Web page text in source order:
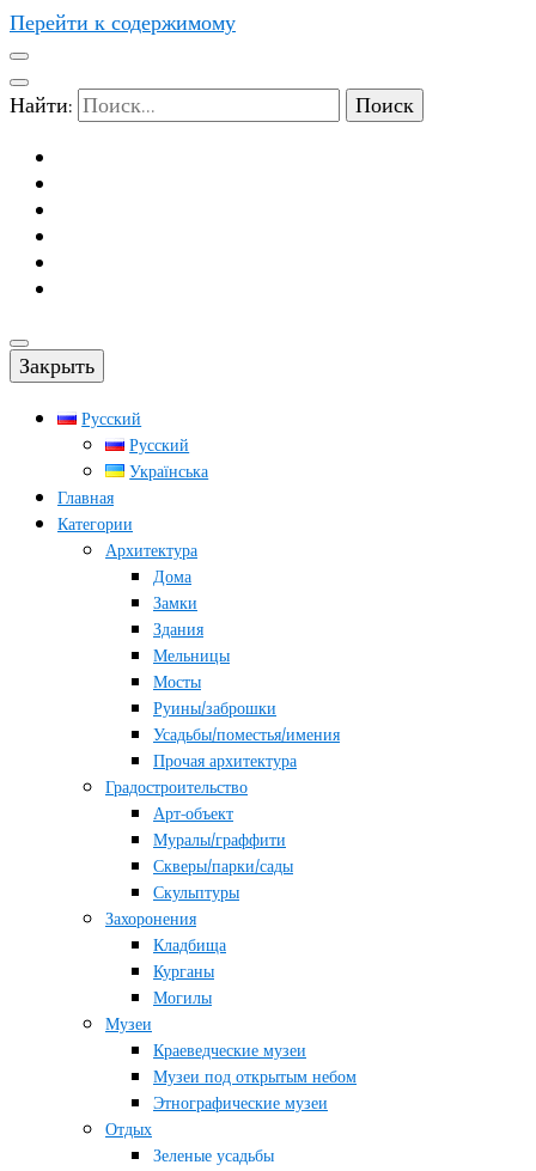
Перейти к содержимому
Найти:
Закрыть
Русский
Русский
Українська
Главная
Категории
Архитектура
Дома
Замки
Здания
Мельницы
Мосты
Руины/заброшки
Усадьбы/поместья/имения
Прочая архитектура
Градостроительство
Арт-объект
Муралы/граффити
Скверы/парки/сады
Скульптуры
Захоронения
Кладбища
Курганы
Могилы
Музеи
Краеведческие музеи
Музеи под открытым небом
Этнографические музеи
Отдых
Зеленые усадьбы